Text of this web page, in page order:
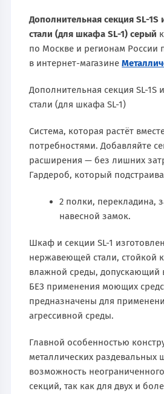
Дополнительная секция SL-
стали (для шкафа SL-1) серый
по Москве и регионам России
в интернет-магазине
Дополнительная секция SL-
стали (для шкафа SL-1)
Система, которая растёт
потребностями. Добавляйте
расширения — без лишних
Гардероб, который
2 полки, перекладина,
навесной замок.
Шкаф и секции SL-1
нержавеющей стали, стойкой
влажной среды, допускающий
БЕЗ применения моющих
предназначены для
агрессивной среды.
Главной особенностью
металлических раздевальных
возможность
секций, так как для двух и